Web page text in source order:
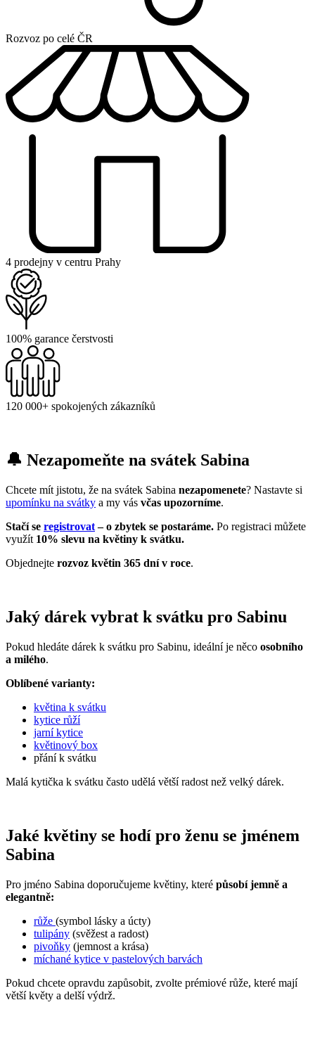
Rozvoz po celé ČR
4 prodejny v centru Prahy
100% garance čerstvosti
120 000+ spokojených zákazníků
🔔 Nezapomeňte na svátek Sabina
Chcete mít jistotu, že na svátek Sabina nezapomenete? Nastavte si
upomínku na svátky a my vás včas upozorníme.
Stačí se registrovat– o zbytek se postaráme. Po registraci můžete
využít 10% slevu na květiny k svátku.
Objednejte rozvoz květin 365 dní v roce.
Jaký dárek vybrat k svátku pro Sabinu
Pokud hledáte dárek k svátku pro Sabinu, ideální je něco osobního
a milého.
Oblíbené varianty:
květina k svátku
kytice růží
jarní kytice
květinový box
přání k svátku
Malá kytička k svátku často udělá větší radost než velký dárek.
Jaké květiny se hodí pro ženu se jménem
Sabina
Pro jméno Sabina doporučujeme květiny, které působí jemně a
elegantně:
růže (symbol lásky a úcty)
tulipány (svěžest a radost)
pivoňky (jemnost a krása)
míchané kytice v pastelových barvách
Pokud chcete opravdu zapůsobit, zvolte prémiové růže, které mají
větší květy a delší výdrž.